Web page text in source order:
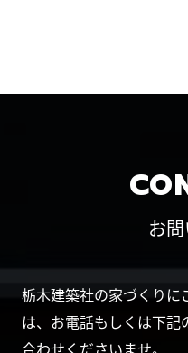
お
栃木建築社の家づくり
は、お電話もしくは下